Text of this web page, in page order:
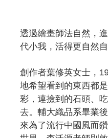
透過繪畫師法自然，
代小我，活得更自然自
創作者葉修英女士，
地希望看到的東西都
彩，連撿到的石頭、
去。輔大織品系畢業
來為了流行中國風而